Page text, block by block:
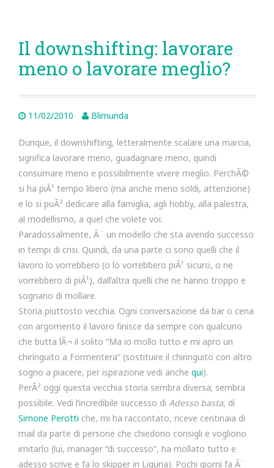
Il downshifting: lavorare
meno o lavorare meglio?
11/02/2010 Blimunda
Dunque, il downshifting, letteralmente scalare una marcia,
significa lavorare meno, guadagnare meno, quindi
consumare meno e possibilmente vivere meglio. PerchÃ©
si ha piÃ¹ tempo libero (ma anche meno soldi, attenzione)
e lo si puÃ² dedicare alla famiglia, agli hobby, alla palestra,
al modellismo, a quel che volete voi.
Paradossalmente, Ã¨ un modello che sta avendo successo
in tempi di crisi. Quindi, da una parte ci sono quelli che il
lavoro lo vorrebbero (o lo vorrebbero piÃ¹ sicuro, o ne
vorrebbero di piÃ¹), dall’altra quelli che ne hanno troppo e
sognano di mollare.
Storia piuttosto vecchia. Ogni conversazione da bar o cena
con argomento il lavoro finisce da sempre con qualcuno
che butta lÃ¬ il solito “Ma io mollo tutto e mi apro un
chiringuito a Formentera” (sostituire il chiringuito con altro
sogno a piacere, per ispirazione vedi anche qui).
PerÃ² oggi questa vecchia storia sembra diversa; sembra
possibile. Vedi l’incredibile successo di Adesso basta, di
Simone Perotti che, mi ha raccontato, riceve centinaia di
mail da parte di persone che chiedono consigli e vogliono
imitarlo (lui, manager “di successo”, ha mollato tutto e
adesso scrive e fa lo skipper in Liguria). Pochi giorni fa Ã¨